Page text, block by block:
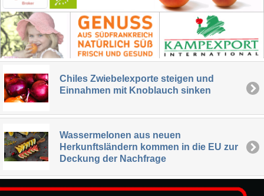
Chiles Zwiebelexporte steigen und
Einnahmen mit Knoblauch sinken
Wassermelonen aus neuen
Herkunftsländern kommen in die EU zur
Deckung der Nachfrage